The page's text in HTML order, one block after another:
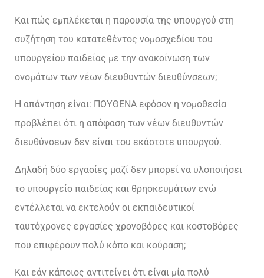
Και πώς εμπλέκεται η παρουσία της υπουργού στη
συζήτηση του κατατεθέντος νομοσχεδίου του
υπουργείου παιδείας με την ανακοίνωση των
ονομάτων των νέων διευθυντών διευθύνσεων;
Η απάντηση είναι: ΠΟΥΘΕΝΑ εφόσον η νομοθεσία
προβλέπει ότι η απόφαση των νέων διευθυντών
διευθύνσεων δεν είναι του εκάστοτε υπουργού.
Δηλαδή δύο εργασίες μαζί δεν μπορεί να υλοποιήσει
το υπουργείο παιδείας και θρησκευμάτων ενώ
εντέλλεται να εκτελούν οι εκπαιδευτικοί
ταυτόχρονες εργασίες χρονοβόρες και κοστοβόρες
που επιφέρουν πολύ κόπο και κούραση;
Και εάν κάποιος αντιτείνει ότι είναι μία πολύ